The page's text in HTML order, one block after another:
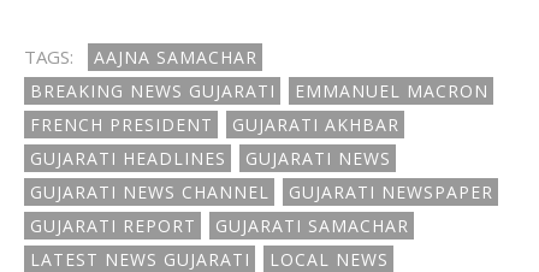
TAGS:
AAJNA SAMACHAR
BREAKING NEWS GUJARATI
EMMANUEL MACRON
FRENCH PRESIDENT
GUJARATI AKHBAR
GUJARATI HEADLINES
GUJARATI NEWS
GUJARATI NEWS CHANNEL
GUJARATI NEWSPAPER
GUJARATI REPORT
GUJARATI SAMACHAR
LATEST NEWS GUJARATI
LOCAL NEWS